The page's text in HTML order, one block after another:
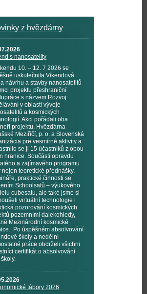
z hvězdárny
s nanosatelity
10. – 12. 7 2026 se
uskutečnila Víkendová
návrhu a stavby nanosatelitů
projektu přeshraniční
s názvem Rozvoj
v oblasti vývoje
a kosmických
Akci pořádali oba
projektu, Hvězdárna
Meziříčí, p. o. a Slovenská
pre vesmírné aktivity a
se ji 15 účastníků z obou
hranice. Součástí opravdu
a zajímavého programu
nejen teoretické přednášky,
praktické činnosti se
Schoolsatů – výukového
cubesatu, ale také jsme si
virtuální technologie i
pozorování kosmických
pozemními dalekohledy,
Mezinárodní kosmické
Po úspěšném absolvování
školy a nedělní
práce obdrželi všichni
certifikát o absolvování
tábory 2026